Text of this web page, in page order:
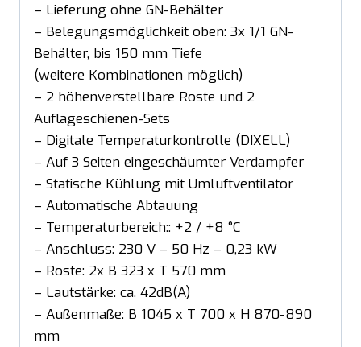
– Lieferung ohne GN-Behälter
– Belegungsmöglichkeit oben: 3x 1/1 GN-
Behälter, bis 150 mm Tiefe
(weitere Kombinationen möglich)
– 2 höhenverstellbare Roste und 2
Auflageschienen-Sets
– Digitale Temperaturkontrolle (DIXELL)
– Auf 3 Seiten eingeschäumter Verdampfer
– Statische Kühlung mit Umluftventilator
– Automatische Abtauung
– Temperaturbereich:: +2 / +8 °C
– Anschluss: 230 V – 50 Hz – 0,23 kW
– Roste: 2x B 323 x T 570 mm
– Lautstärke: ca. 42dB(A)
– Außenmaße: B 1045 x T 700 x H 870-890
mm